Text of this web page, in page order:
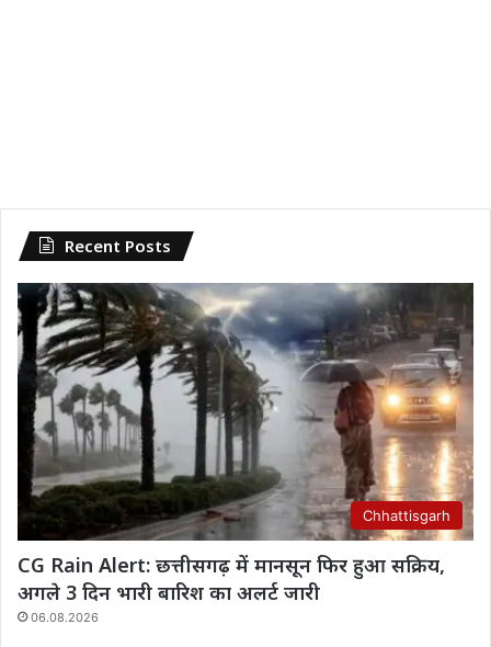
Recent Posts
Chhattisgarh
CG Rain Alert: छत्तीसगढ़ में मानसून फिर हुआ सक्रिय,
अगले 3 दिन भारी बारिश का अलर्ट जारी
06.08.2026